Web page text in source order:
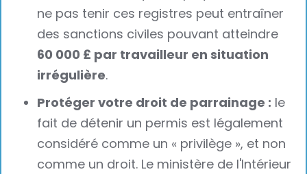
ne pas tenir ces registres peut entraîner
des sanctions civiles pouvant atteindre
60 000 £ par travailleur en situation
irrégulière.
Protéger votre droit de parrainage : le
fait de détenir un permis est légalement
considéré comme un « privilège », et non
comme un droit. Le ministère de l'Intérieur